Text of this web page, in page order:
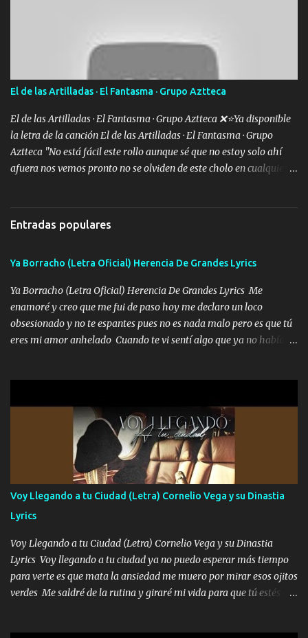
buena pieza clave en el cartel aquí la firma ya saben cuál es que
quede claro SUPER R26 Música Lo enamorado nunca se me quita
traigo una que otra morrita y en la Urus la he de montar varias
trocas que me cuidan puro soldado su'icida no les tiembla pa tirar
A veces allá en la Perla si no me ve en la Sierra me muevo de aquí
pa a...
El de las Artilladas · El Fantasma · Grupo Aztteca
El de las Artilladas · El Fantasma · Grupo Aztteca ❌⭐Ya disponible
la letra de la canción El de las Artilladas · El Fantasma · Grupo
Aztteca "No está fácil este rollo aunque sé que no estoy solo ahí
afuera nos vemos pronto no se olviden de este cholo en cualquier
equipo quedó afuera" Letra original de www.elnorteduro.com
"Bien al tiro la plebada siempre listos pa la gu'erra y a mi
como soy" "El jefe ondeado buena escuela nos dejó y firmes
compadre avestruz hay le va un saludon que sigan las artilladas
en acción" Música "No hace falta ni mi apodo porque ya saben qué
rollo se escuchaba este loco les iba a durar muy poco cuando
menos la pensaron le volamos todo el coco" Letra original de
www.elnorteduro.com "Mi familia es lo primero mis hijos cua...
Entradas populares
Ya Borracho (Letra Oficial) Herencia De Grandes Lyrics
Ya Borracho (Letra Oficial) Herencia De Grandes Lyrics Me
enamoré y creo que me fui de paso hoy me declaro un loco
obsesionado y no te espantes pues no es nada malo pero es que tú
eres mi amor anhelado Cuando te vi sentí algo que ya no había
cariño de mi alma Que pa febrero vendré frente a ti con mis
preguntas y digas que sí hacernos novios y verte feliz y muy
contenta como yo por ti Música Pregúntame qué es lo que me
enamora pa describirte unas cuantas horas también pregunta que
quiero contigo que seas dichosa al estar conmigo Y ya borracho
contéstame la llamada pa dedicarte unas bonitas palabras así
borracho me animo a decirte todo y puedo describirlo mucho que
me encantes Decirte que me siento muy feliz y emocionado por
tenerte aquí espero que quiera...
Voy Llegando a tu Ciudad (Letra) Cornelio Vega y su Dinastia
Lyrics
Voy Llegando a tu Ciudad (Letra) Cornelio Vega y su Dinastia
Lyrics Voy llegando a tu ciudad ya no puedo esperar más tiempo
para verte es que mata la ansiedad me muero por mirar esos ojitos
verdes Me saldré de la rutina y giraré mi vida para que tú estés en